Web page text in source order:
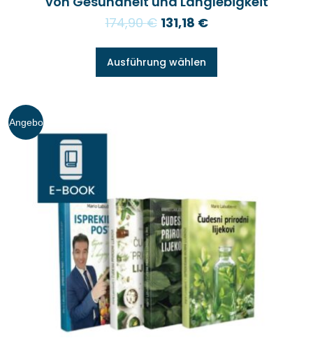
174,90€ 131,18 €
Ausführung wählen
Angebo